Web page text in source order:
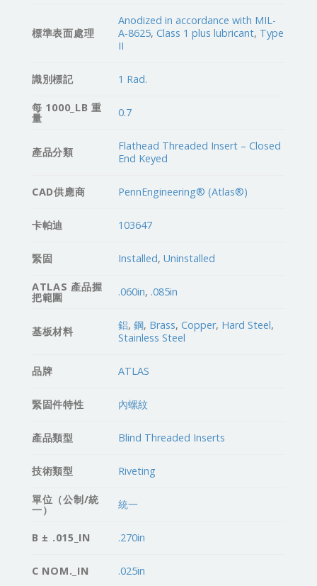
標準表面處理
Anodized in accordance with MIL-
A-8625,Class 1 plus lubricant, Type
II
識別標記 1 Rad.
每 1000_LB 重
量 0.7
產品分類
Flathead Threaded Insert – Closed
End Keyed
CAD供應商 PennEngineering® (Atlas®)
卡帕迪 103647
緊固 Installed,Uninstalled
ATLAS 產品握
把範圍 .060in, .085in
基板材料 鋁,鋼, Brass,Copper, Hard Steel,
Stainless Steel
品牌 ATLAS
緊固件特性 內螺紋
產品類型 Blind Threaded Inserts
技術類型 Riveting
單位（公制/統
一） 統一
B ± .015_IN .270in
C NOM._IN .025in